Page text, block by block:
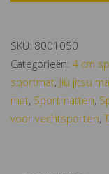
aantal
SKU: 8001050
Categorieën:4 cm
sportmat,Jiu jitsu
mat, Sportmatten,
voor vechtsporten,